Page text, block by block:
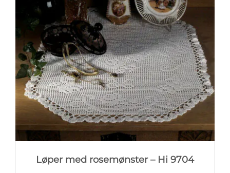
Løper med rosemønster – Hi 9704